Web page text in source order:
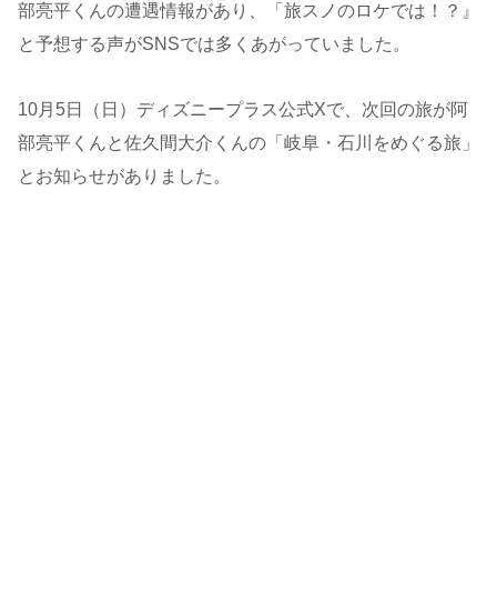
部亮平くんの遭遇情報があり、「旅スノのロケでは！？』
と予想する声がSNSでは多くあがっていました。
10月5日（日）ディズニープラス公式Xで、次回の旅が阿
部亮平くんと佐久間大介くんの「岐阜・石川をめぐる旅」
とお知らせがありました。